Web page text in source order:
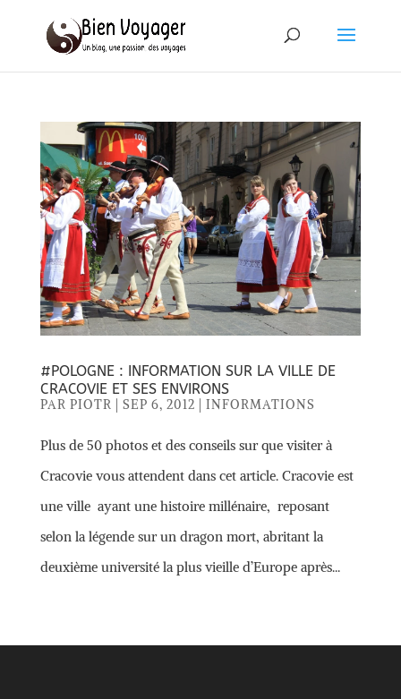
#POLOGNE : INFORMATION SUR LA VILLE DE
CRACOVIE ET SES ENVIRONS
PAR PIOTR SEP 6, 2012 INFORMATIONS
Plus de 50 photos et des conseils sur que visiter à
Cracovie vous attendent dans cet article. Cracovie est
une ville ayant une histoire millénaire, reposant
selon la légende sur un dragon mort, abritant la
deuxième université la plus vieille d’Europe après...